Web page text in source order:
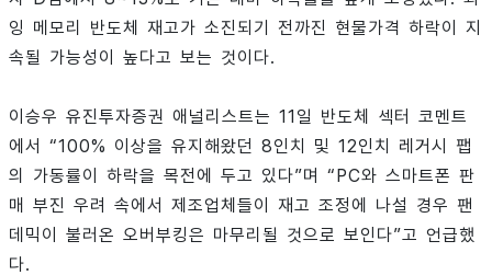
잉 메모리 반도체 재고가 소진되기 전까진 현물가격 하락이 지
속될 가능성이 높다고 보는 것이다.
이승우 유진투자증권 애널리스트는 11일 반도체 섹터 코멘트
에서 “100% 이상을 유지해왔던 8인치 및 12인치 레거시 팹
의 가동률이 하락을 목전에 두고 있다”며 “PC와 스마트폰 판
매 부진 우려 속에서 제조업체들이 재고 조정에 나설 경우 팬
데믹이 불러온 오버부킹은 마무리될 것으로 보인다”고 언급했
다.